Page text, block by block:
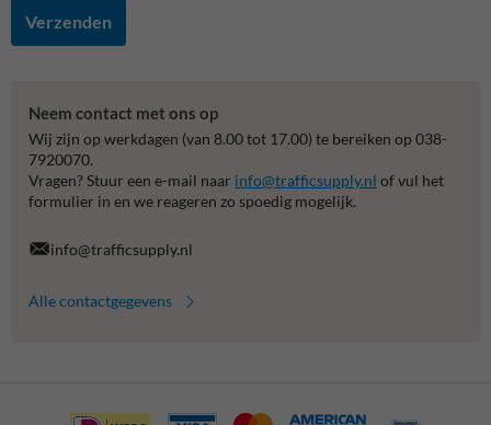
Verzenden
Neem contact met ons op
Wij zijn op werkdagen (van 8.00 tot 17.00) te bereiken op 038-
7920070.
Vragen? Stuur een e-mail naar info@trafficsupply.nl of vul het
formulier in en we reageren zo spoedig mogelijk.
info@trafficsupply.nl
Alle contactgegevens